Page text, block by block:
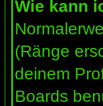
Wie kann
(Ränge
deinem
Boards